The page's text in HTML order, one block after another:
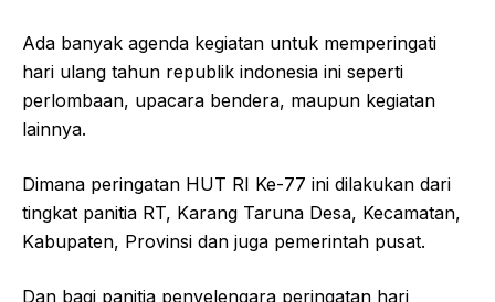
Ada banyak agenda kegiatan untuk memperingati
hari ulang tahun republik indonesia ini seperti
perlombaan, upacara bendera, maupun kegiatan
lainnya.
Dimana peringatan HUT RI Ke-77 ini dilakukan dari
tingkat panitia RT, Karang Taruna Desa, Kecamatan,
Kabupaten, Provinsi dan juga pemerintah pusat.
Dan bagi panitia penyelengara peringatan hari